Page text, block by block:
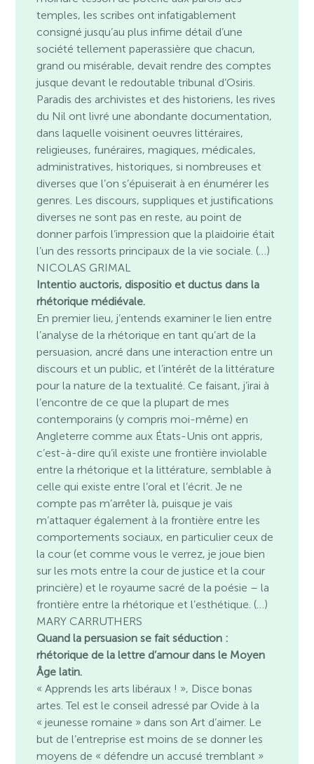
temples, les scribes ont infatigablement
consigné jusqu’au plus infime détail d’une
société tellement paperassière que chacun,
grand ou misérable, devait rendre des comptes
jusque devant le redoutable tribunal d’Osiris.
Paradis des archivistes et des historiens, les rives
du Nil ont livré une abondante documentation,
dans laquelle voisinent oeuvres littéraires,
religieuses, funéraires, magiques, médicales,
administratives, historiques, si nombreuses et
diverses que l’on s’épuiserait à en énumérer les
genres. Les discours, suppliques et justifications
diverses ne sont pas en reste, au point de
donner parfois l’impression que la plaidoirie était
l’un des ressorts principaux de la vie sociale. (…)
NICOLAS GRIMAL
Intentio auctoris, dispositio et ductus dans la
rhétorique médiévale.
En premier lieu, j’entends examiner le lien entre
l’analyse de la rhétorique en tant qu’art de la
persuasion, ancré dans une interaction entre un
discours et un public, et l’intérêt de la littérature
pour la nature de la textualité. Ce faisant, j’irai à
l’encontre de ce que la plupart de mes
contemporains (y compris moi-même) en
Angleterre comme aux États-Unis ont appris,
c’est-à-dire qu’il existe une frontière inviolable
entre la rhétorique et la littérature, semblable à
celle qui existe entre l’oral et l’écrit. Je ne
compte pas m’arrêter là, puisque je vais
m’attaquer également à la frontière entre les
comportements sociaux, en particulier ceux de
la cour (et comme vous le verrez, je joue bien
sur les mots entre la cour de justice et la cour
princière) et le royaume sacré de la poésie – la
frontière entre la rhétorique et l’esthétique. (…)
MARY CARRUTHERS
Quand la persuasion se fait séduction :
rhétorique de la lettre d’amour dans le Moyen
Âge latin.
« Apprends les arts libéraux ! », Disce bonas
artes. Tel est le conseil adressé par Ovide à la
« jeunesse romaine » dans son Art d’aimer. Le
but de l’entreprise est moins de se donner les
moyens de « défendre un accusé tremblant »